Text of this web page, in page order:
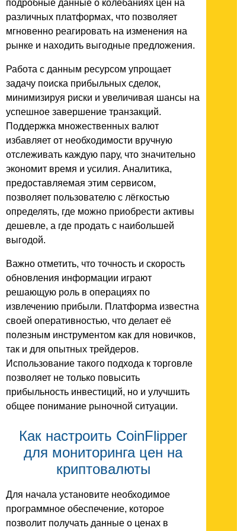
подробные данные о колебаниях цен на
различных платформах, что позволяет
мгновенно реагировать на изменения на
рынке и находить выгодные предложения.
Работа с данным ресурсом упрощает
задачу поиска прибыльных сделок,
минимизируя риски и увеличивая шансы на
успешное завершение транзакций.
Поддержка множественных валют
избавляет от необходимости вручную
отслеживать каждую пару, что значительно
экономит время и усилия. Аналитика,
предоставляемая этим сервисом,
позволяет пользователю с лёгкостью
определять, где можно приобрести активы
дешевле, а где продать с наибольшей
выгодой.
Важно отметить, что точность и скорость
обновления информации играют
решающую роль в операциях по
извлечению прибыли. Платформа известна
своей оперативностью, что делает её
полезным инструментом как для новичков,
так и для опытных трейдеров.
Использование такого подхода к торговле
позволяет не только повысить
прибыльность инвестиций, но и улучшить
общее понимание рыночной ситуации.
Как настроить CoinFlipper
для мониторинга цен на
криптовалюты
Для начала установите необходимое
программное обеспечение, которое
позволит получать данные о ценах в